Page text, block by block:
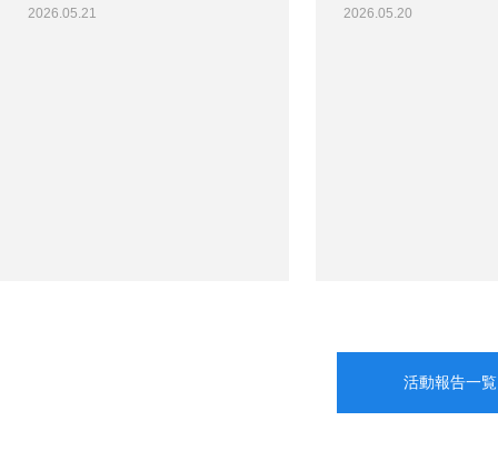
2026.05.21 2026.05.20
活動報告一覧